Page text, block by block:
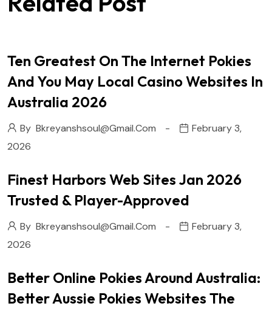
Ten Greatest On The Internet Pokies
And You May Local Casino Websites In
Australia 2026
By Bkreyanshsoul@gmail.com
February 3,
2026
Finest Harbors Web Sites Jan 2026
Trusted & Player-Approved
By Bkreyanshsoul@gmail.com
February 3,
2026
Better Online Pokies Around Australia:
Better Aussie Pokies Websites The